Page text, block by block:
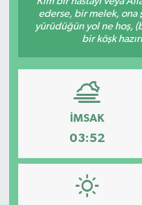
ederse, bir melek, ona
yürüdüğün yol ne hoş,
bir köşk
İMSAK
03:52
DÜNYA
Dursunbey
Edremit
EĞİTİM
EKONOMİ